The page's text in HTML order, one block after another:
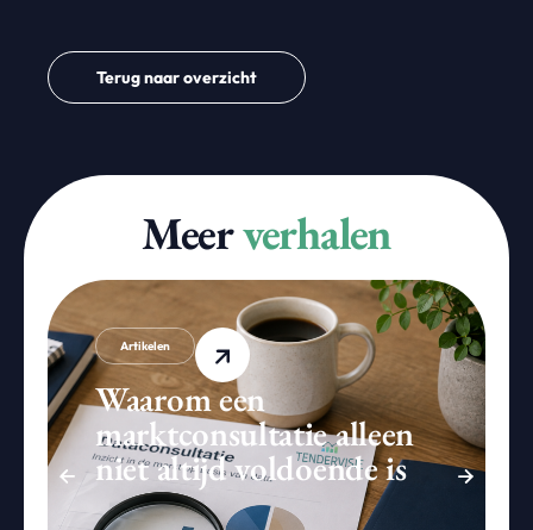
Terug naar overzicht
Meerverhalen
Artikelen
Waarom een
marktconsultatie alleen
niet altijd voldoende is